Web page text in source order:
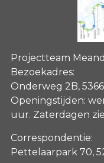
Projectteam
Bezoekadres:
Onderweg 2B,
Openingstijden:
uur. Zaterdagen
Correspondentie:
Pettelaarpark 70,